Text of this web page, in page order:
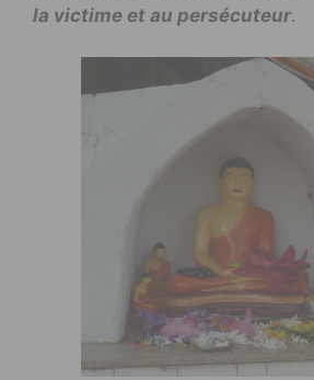
la victime et au persécuteur.